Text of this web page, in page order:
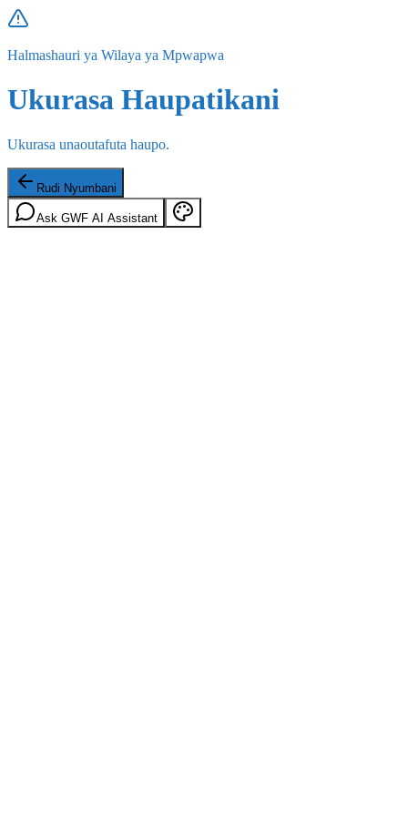
Halmashauri ya Wilaya ya Mpwapwa
Ukurasa Haupatikani
Ukurasa unaoutafuta haupo.
Rudi Nyumbani
Ask GWF AI Assistant